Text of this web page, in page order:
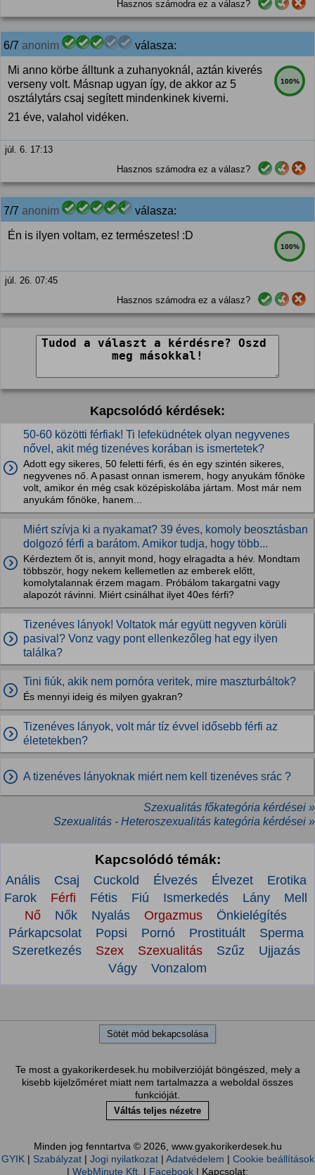
Hasznos számodra ez a válasz?
6/7 anonim válasza:
100%
Mi anno körbe álltunk a zuhanyoknál, aztán kiverés
verseny volt. Másnap ugyan így, de akkor az 5
osztálytárs csaj segített mindenkinek kiverni.
21 éve, valahol vidéken.
júl. 6. 17:13
Hasznos számodra ez a válasz?
7/7 anonim válasza:
100%
Én is ilyen voltam, ez természetes! :D
júl. 26. 07:45
Hasznos számodra ez a válasz?
Kapcsolódó kérdések:
50-60 közötti férfiak! Ti lefeküdnétek olyan negyvenes
nővel, akit még tizenéves korában is ismertetek?
Adott egy sikeres, 50 feletti férfi, és én egy szintén sikeres,
negyvenes nő. A pasast onnan ismerem, hogy anyukám főnöke
volt, amikor én még csak középiskolába jártam. Most már nem
anyukám főnöke, hanem...
Miért szívja ki a nyakamat? 39 éves, komoly beosztásban
dolgozó férfi a barátom. Amikor tudja, hogy több...
Kérdeztem őt is, annyit mond, hogy elragadta a hév. Mondtam
többször, hogy nekem kellemetlen az emberek előtt,
komolytalannak érzem magam. Próbálom takargatni vagy
alapozót rávinni. Miért csinálhat ilyet 40es férfi?
Tizenéves lányok! Voltatok már együtt negyven körüli
pasival? Vonz vagy pont ellenkezőleg hat egy ilyen
találka?
Tini fiúk, akik nem pornóra veritek, mire maszturbáltok?
És mennyi ideig és milyen gyakran?
Tizenéves lányok, volt már tíz évvel idősebb férfi az
életetekben?
A tizenéves lányoknak miért nem kell tizenéves srác ?
Szexualitás főkategória kérdései »
Szexualitás - Heteroszexualitás kategória kérdései »
Kapcsolódó témák:
Anális Csaj Cuckold Élvezés Élvezet
Erotika
Farok
Férfi Fétis Fiú Ismerkedés Lány
Mell
Nő
Nők Nyalás Orgazmus
Önkielégítés
Párkapcsolat
Popsi Pornó Prostituált
Sperma
Szeretkezés
Szex Szexualitás Szűz
Ujjazás
Vágy
Vonzalom
Sötét mód bekapcsolása
Te most a gyakorikerdesek.hu mobilverzióját böngészed, mely a
kisebb kijelzőméret miatt nem tartalmazza a weboldal összes
funkcióját.
Váltás teljes nézetre
Minden jog fenntartva © 2026, www.gyakorikerdesek.hu
GYIK| Szabályzat| Jogi nyilatkozat| Adatvédelem | Cookie beállítások
| WebMinute Kft. | Facebook | Kapcsolat: